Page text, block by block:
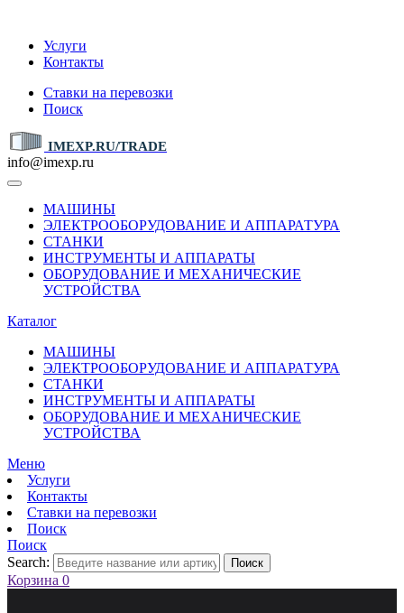
Услуги
Контакты
Ставки на перевозки
Поиск
IMEXP.RU/TRADE
info@imexp.ru
МАШИНЫ
ЭЛЕКТРООБОРУДОВАНИЕ И АППАРАТУРА
СТАНКИ
ИНСТРУМЕНТЫ И АППАРАТЫ
ОБОРУДОВАНИЕ И МЕХАНИЧЕСКИЕ
УСТРОЙСТВА
Каталог
МАШИНЫ
ЭЛЕКТРООБОРУДОВАНИЕ И АППАРАТУРА
СТАНКИ
ИНСТРУМЕНТЫ И АППАРАТЫ
ОБОРУДОВАНИЕ И МЕХАНИЧЕСКИЕ
УСТРОЙСТВА
Меню
Услуги
Контакты
Ставки на перевозки
Поиск
Поиск
Search:
Поиск
Корзина 0